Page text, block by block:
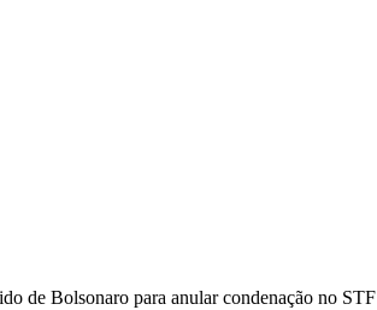
de Bolsonaro para anular condenação no STF